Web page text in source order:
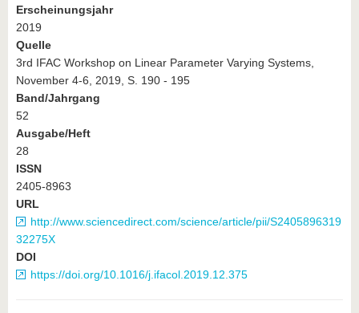
Erscheinungsjahr
2019
Quelle
3rd IFAC Workshop on Linear Parameter Varying Systems,
November 4-6, 2019, S. 190 - 195
Band/Jahrgang
52
Ausgabe/Heft
28
ISSN
2405-8963
URL
http://www.sciencedirect.com/science/article/pii/S2405896319
32275X
DOI
https://doi.org/10.1016/j.ifacol.2019.12.375